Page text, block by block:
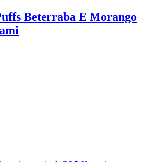
Beterraba E Morango